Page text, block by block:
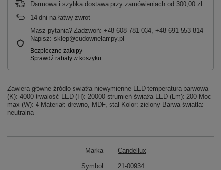
Darmowa i szybka dostawa przy zamówieniach od 300,00 zł
14 dni na łatwy zwrot
Masz pytania? Zadzwoń: +48 608 781 034, +48 691 553 814
Napisz: sklep@cudownelampy.pl
Zawiera główne źródło światła niewymienne LED temperatura barwowa
(K): 4000 trwalość LED (H): 20000 strumień światła LED (Lm): 200 Moc
max (W): 4 Materiał: drewno, MDF, stal Kolor: zielony Barwa światła:
neutralna
Marka Candellux
Symbol 21-00934